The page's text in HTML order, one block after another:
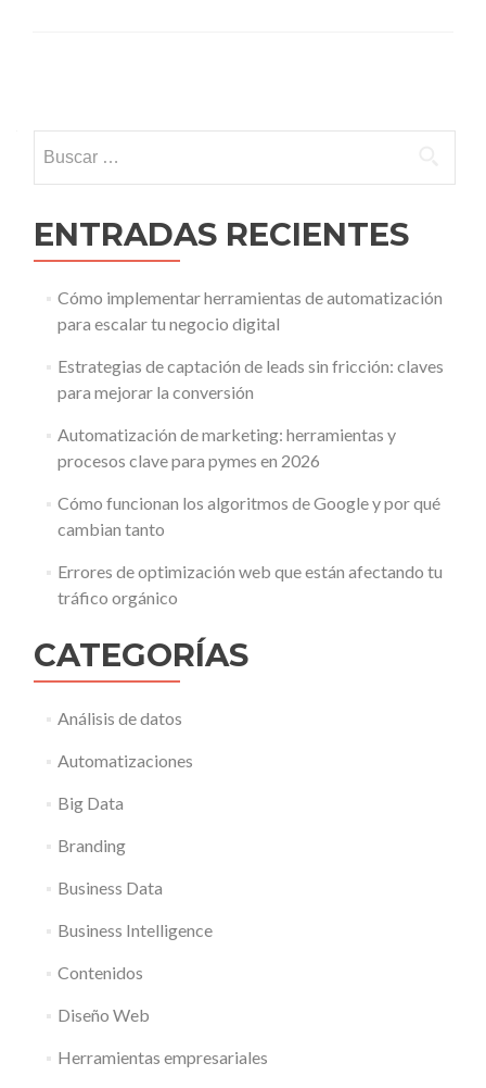
ENTRADAS RECIENTES
Cómo implementar herramientas de automatización
para escalar tu negocio digital
Estrategias de captación de leads sin fricción: claves
para mejorar la conversión
Automatización de marketing: herramientas y
procesos clave para pymes en 2026
Cómo funcionan los algoritmos de Google y por qué
cambian tanto
Errores de optimización web que están afectando tu
tráfico orgánico
CATEGORÍAS
Análisis de datos
Automatizaciones
Big Data
Branding
Business Data
Business Intelligence
Contenidos
Diseño Web
Herramientas empresariales